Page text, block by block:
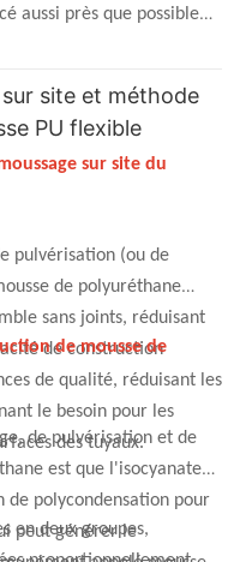
aussi près que possible
des fluctuations de
site et méthode
PU flexible
sur site du
pulvérisation (ou de
de polyuréthane
sans joints, réduisant
de construction
de qualité, réduisant les
le besoin pour les
des tuyaux.
de mousse de
de pulvérisation et de
est que l'isocyanate
polycondensation pour
peut générer le
en deux groupes,